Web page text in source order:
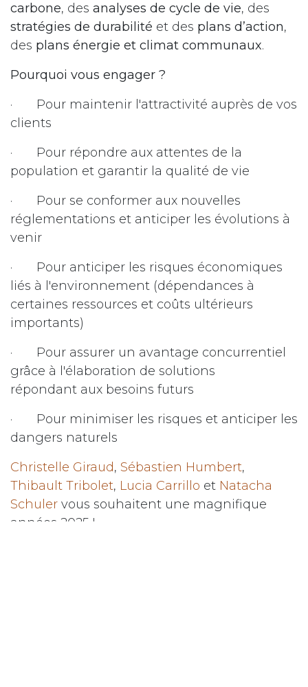
carbone, des analyses de cycle de vie, des
stratégies de durabilité et des plans d’action,
des plans énergie et climat communaux.
Pourquoi vous engager ?
· Pour maintenir l'attractivité auprès de vos
clients
· Pour répondre aux attentes de la
population et garantir la qualité de vie
· Pour se conformer aux nouvelles
réglementations et anticiper les évolutions à
venir
· Pour anticiper les risques économiques
liés à l'environnement (dépendances à
certaines ressources et coûts ultérieurs
importants)
· Pour assurer un avantage concurrentiel
grâce à l'élaboration de solutions
répondant aux besoins futurs
· Pour minimiser les risques et anticiper les
dangers naturels
Christelle Giraud, Sébastien Humbert,
Thibault Tribolet, Lucia Carrillo et Natacha
Schuler vous souhaitent une magnifique
années 2025 !